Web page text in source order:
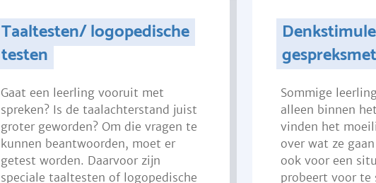
Taaltesten/ logopedische
testen
Gaat een leerling vooruit met
spreken? Is de taalachterstand juist
groter geworden? Om die vragen te
kunnen beantwoorden, moet er
getest worden. Daarvoor zijn
speciale taaltesten of logopedische
Sommige
alleen binnen
vinden het
over wat ze
ook voor een
probeert voor te